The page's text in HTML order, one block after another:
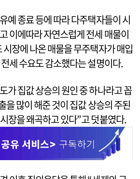
예 종료 등에 따라 다주택자들이 시
이에따라 자연스럽게 전세 매물이
장에 나온 매물을 무주택자가 매입
세 수요도 감소했다는 설명이다.
가 집값 상승의 원인 중 하나라고 꼽
을 많이 해준 것이 집값 상승의 주된
장을 왜곡하고 있다”고 덧붙였다.